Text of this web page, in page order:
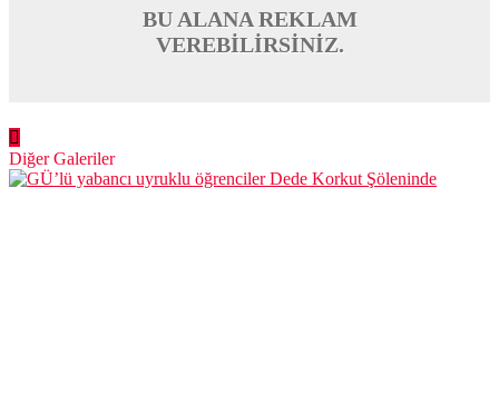
BU ALANA REKLAM
VEREBİLİRSİNİZ.
Diğer Galeriler